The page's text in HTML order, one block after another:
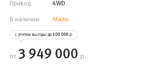
Привод: 4WD
В наличии: Мало
с учетом выгоды до 100 000 р.
от 3 949 000 р.